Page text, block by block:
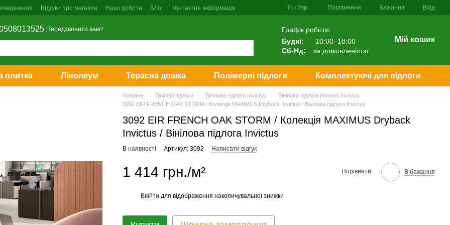
Відгуки про магазин Наші роботи Блог Контактна інформація РусУкр Порівняння Бажання Вхід
Передзвонити вам?
Графік роботи:
Будні:
10:00–18:00
Сб-Нд:
за домовленістю
Мій кошик
плитка Лінолеум Терасна дошка Полімерні підлоги Комплектуючі для підлоги
Головна Вінілові підлоги Вінілова підлога Invictus
Вінілова підлога Invictus Invictus
3092 EIR FRENCH OAK STORM / Колекція MAXIMUS Dryback Invictus / Вінілова підлога Invictus
3092 EIR FRENCH OAK STORM / Колекція MAXIMUS Dryback
Invictus / Вінілова підлога Invictus
В наявності Артикул: 3092 Написати відгук
1 414 грн./м² Порівняти В бажання
Ввійти для відображення накопичувальної знижки